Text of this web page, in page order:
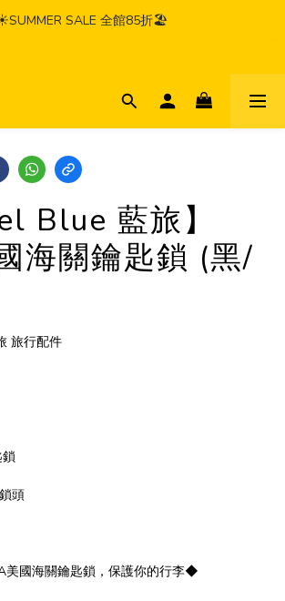
SALE 全館85折🏖️
Blue 藍旅】
海關鑰匙鎖 (黑/
旅行配件
頭
國海關鑰匙鎖，保護你的行李◆